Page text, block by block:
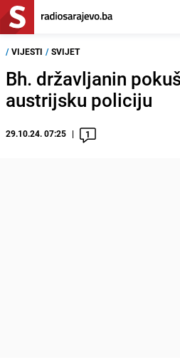
/ VIJESTI / SVIJET
Bh. državljanin
austrijsku policiju
29.10.24. 07:25 1